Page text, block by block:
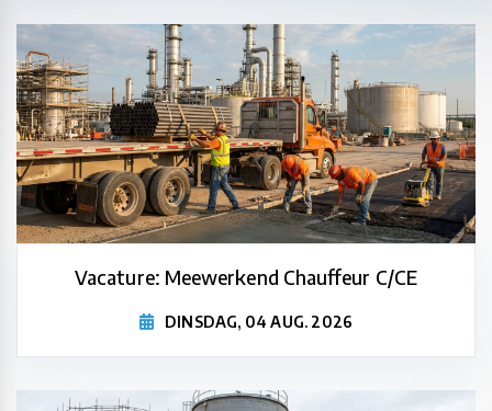
Vacature: Meewerkend Chauffeur C/CE
DINSDAG, 04 AUG. 2026